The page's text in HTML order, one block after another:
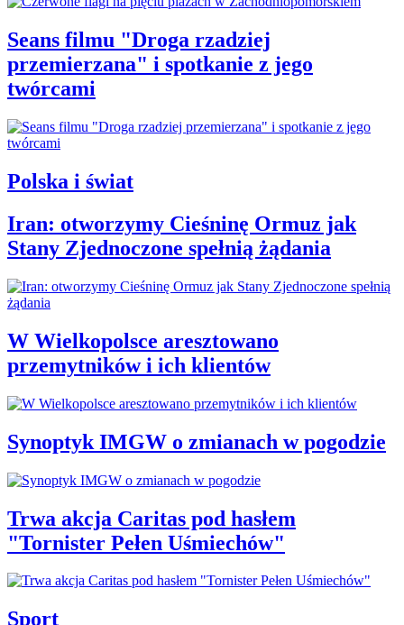
Seans filmu "Droga rzadziej
przemierzana" i spotkanie z jego
twórcami
Polska i świat
Iran: otworzymy Cieśninę Ormuz jak
Stany Zjednoczone spełnią żądania
W Wielkopolsce aresztowano
przemytników i ich klientów
Synoptyk IMGW o zmianach w pogodzie
Trwa akcja Caritas pod hasłem
"Tornister Pełen Uśmiechów"
Sport